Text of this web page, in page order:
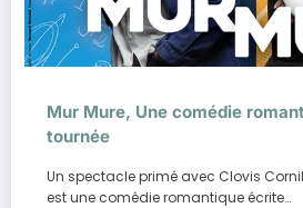
Mur Mure, Une comédie
tournée
Un spectacle primé avec Clovis
est une comédie romantique écrite…